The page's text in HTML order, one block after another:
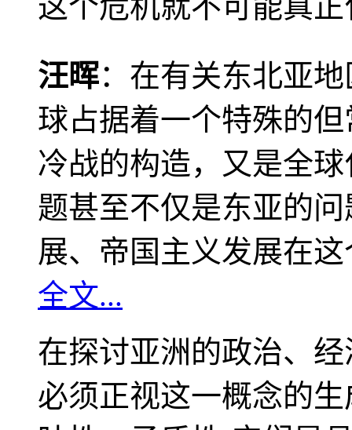
汪晖：在有关东北亚
球占据着一个特殊的
冷战的构造，又是全
题甚至不仅是东亚的
展、帝国主义发展在
全文...
在探讨亚洲的政治、
必须正视这一概念的